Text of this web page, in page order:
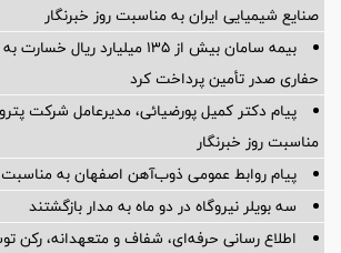
صنایع شیمیایی ایران به مناسبت روز خبرنگار
بیمه سامان بیش از ۱۳۵ میلیارد
حفاری صدر تأمین پرداخت کرد
پیام دکتر کمیل پورضیائی، مدیرعامل شرکت
مناسبت روز خبرنگار
پیام روابط عمومی ذوب‌آهن اصفهان به مناسبت
سه بویلر نیروگاه در دو ماه به مدار بازگشتند
اطلاع رسانی حرفه‌ای، شفاف و متعهدانه، رکن